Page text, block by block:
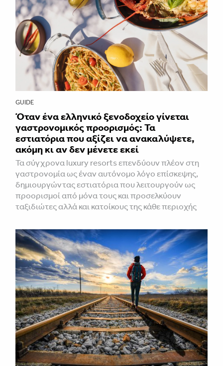
GUIDE
Όταν ένα ελληνικό ξενοδοχείο γίνεται
γαστρονομικός προορισμός: Τα
εστιατόρια που αξίζει να ανακαλύψετε,
ακόμη κι αν δεν μένετε εκεί
Τα σύγχρονα luxury resorts επενδύουν πλέον στη
γαστρονομία ως έναν αυτόνομο λόγο επίσκεψης,
δημιουργώντας εστιατόρια που λειτουργούν ως
προορισμοί από μόνα τους και προσελκύουν
ταξιδιώτες αλλά και κατοίκους της κάθε περιοχής